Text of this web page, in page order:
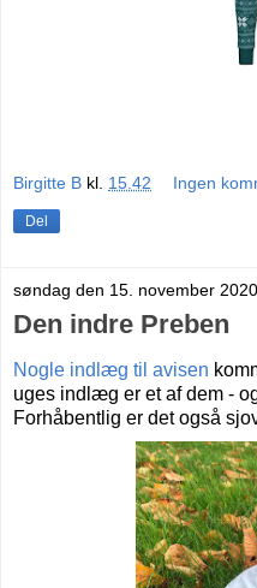
Birgitte B kl. 15.42 Ingen
Del
søndag den 15. november 2020
Den indre Preben
Nogle indlæg til avisen
uges indlæg er et af dem -
Forhåbentlig er det også